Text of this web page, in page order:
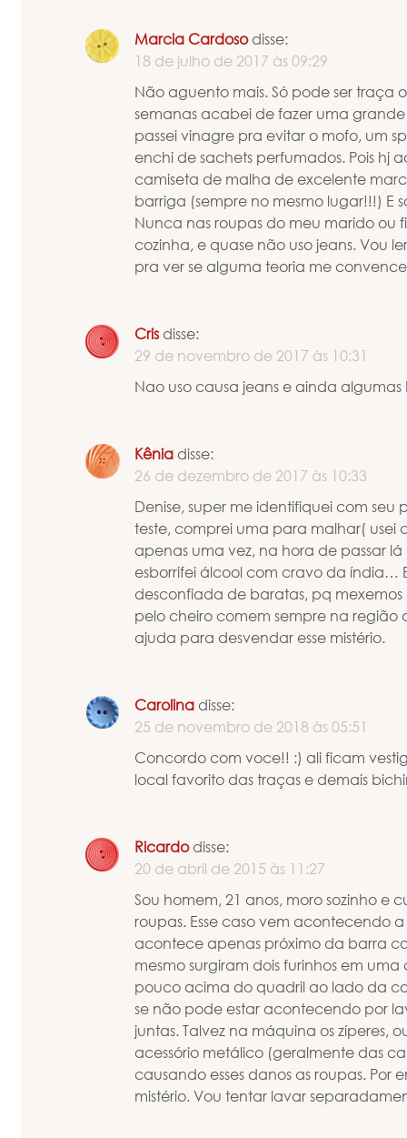
Marcia Cardosodisse:
18 de julho de 2017 às 09:29
Não aguento mais. Só pode ser traça
semanas acabei de fazer uma
passei vinagre pra evitar o mofo, um
enchi de sachets perfumados. Pois hj
camiseta de malha de excelente
barriga (sempre no mesmo lugar!!!) E
Nunca nas roupas do meu marido ou
cozinha, e quase não uso jeans. Vou
pra ver se alguma teoria me
Cris disse:
29 de novembro de 2017 às 10:31
Nao uso causa jeans e ainda
Kênia disse:
26 de dezembro de 2017 às 10:33
Denise, super me identifiquei com seu
teste, comprei uma para malhar( usei
apenas uma vez, na hora de passar
esborrifei álcool com cravo da índia…
desconfiada de baratas, pq mexemos
pelo cheiro comem sempre na
ajuda para desvendar esse mistério.
Carolina disse:
25 de novembro de 2018 às 05:51
Concordo com voce!! :) ali ficam
local favorito das traças e demais
Ricardodisse:
20 de abril de 2015 às 11:27
Sou homem, 21 anos, moro sozinho e
roupas. Esse caso vem acontecendo
acontece apenas próximo da barra
mesmo surgiram dois furinhos em
pouco acima do quadril ao lado da
se não pode estar acontecendo por
juntas. Talvez na máquina os zíperes,
acessório metálico (geralmente das
causando esses danos as roupas. Por
mistério. Vou tentar lavar